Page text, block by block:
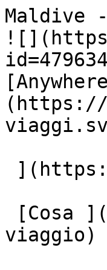
Maldive
(https://
viaggio)